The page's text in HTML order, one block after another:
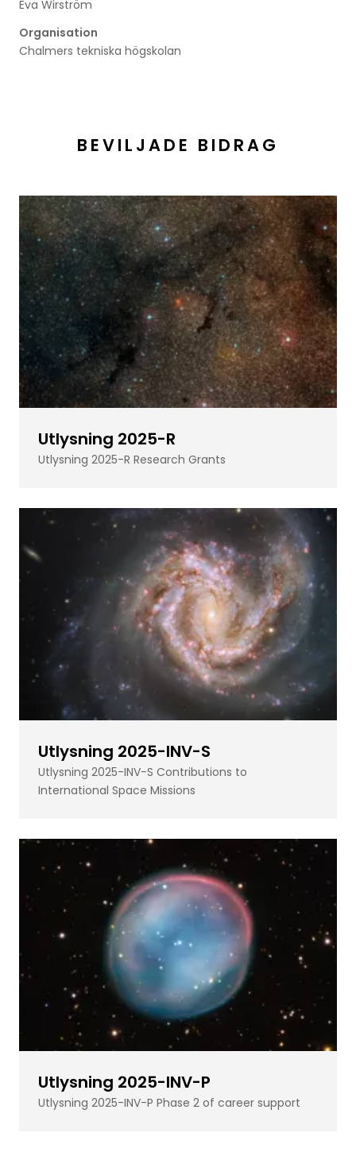
Eva Wirström
Organisation
Chalmers tekniska högskolan
BEVILJADE BIDRAG
Utlysning 2025-R
Utlysning 2025-R Research Grants
Utlysning 2025-INV-S
Utlysning 2025-INV-S Contributions to
International Space Missions
Utlysning 2025-INV-P
Utlysning 2025-INV-P Phase 2 of career support